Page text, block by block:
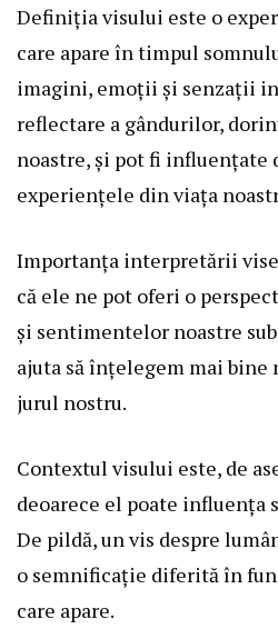
Definiția visului este o
care apare în timpul
imagini, emoții și senzații
reflectare a gândurilor,
noastre, și pot fi influențate
experiențele din viața
Importanța interpretării
că ele ne pot oferi o
și sentimentelor noastre
ajuta să înțelegem mai
jurul nostru.
Contextul visului este, de
deoarece el poate influența
De pildă, un vis despre
o semnificație diferită în
care apare.